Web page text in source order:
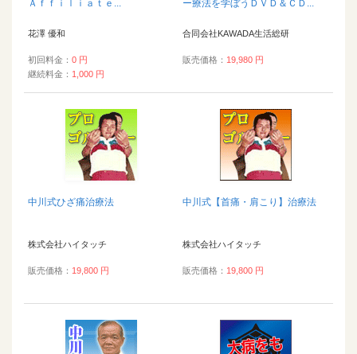
Ａｆｆｉｌｉａｔｅ...
花澤 優和
初回料金： 0 円
継続料金： 1,000 円
ー療法を学ぼうＤＶＤ＆ＣＤ...
合同会社KAWADA生活総研
販売価格： 19,980 円
中川式ひざ痛治療法
株式会社ハイタッチ
販売価格： 19,800 円
中川式【首痛・肩こり】治療法
株式会社ハイタッチ
販売価格： 19,800 円